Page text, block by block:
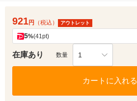
921円 （税込） アウトレット
5%(41pt)
在庫あり 数量 1
カートに入れる